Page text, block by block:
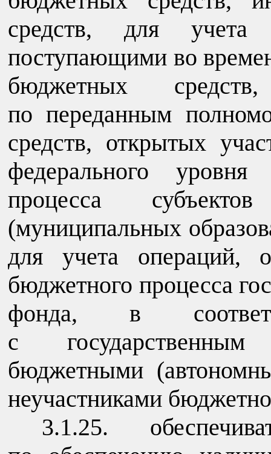
средств, для учета
поступающими во
бюджетных
по переданным
средств, открытых
федерального
процесса
(муниципальных
для учета операций,
бюджетного процесса
фонда, в
с
бюджетными
неучастниками
3.1.25.